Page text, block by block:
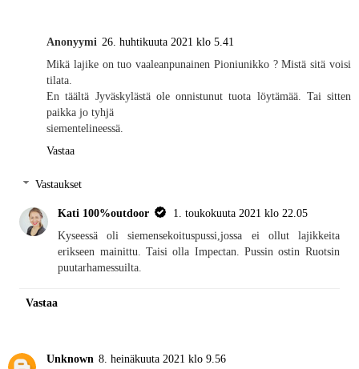
Anonyymi 26. huhtikuuta 2021 klo 5.41
Mikä lajike on tuo vaaleanpunainen Pioniunikko ? Mistä sitä voisi
tilata.
En täältä Jyväskylästä ole onnistunut tuota löytämää. Tai sitten
paikka jo tyhjä
siementelineessä.
Vastaa
Vastaukset
Kati 100%outdoor
1. toukokuuta 2021 klo 22.05
Kyseessä oli siemensekoituspussi,jossa ei ollut lajikkeita
erikseen mainittu. Taisi olla Impectan. Pussin ostin Ruotsin
puutarhamessuilta.
Vastaa
Unknown 8. heinäkuuta 2021 klo 9.56